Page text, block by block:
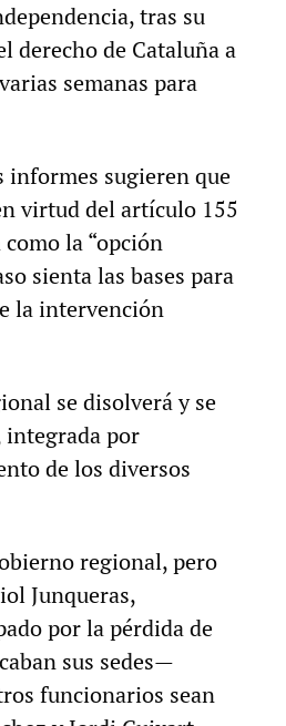
tras su
derecho de Cataluña a
semanas para
informes sugieren que
virtud del artículo 155
la “opción
sienta las bases para
la intervención
se disolverá y se
integrada por
de los diversos
regional, pero
Junqueras,
por la pérdida de
sus sedes—
funcionarios sean